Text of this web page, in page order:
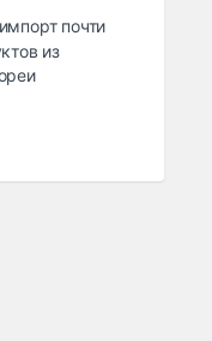
почти
из